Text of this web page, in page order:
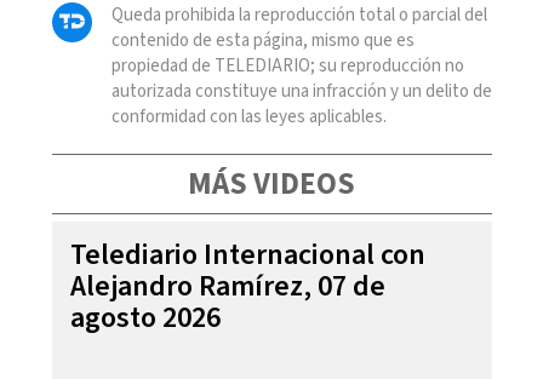
Queda prohibida la reproducción total o parcial del
contenido de esta página, mismo que es
propiedad de TELEDIARIO; su reproducción no
autorizada constituye una infracción y un delito de
conformidad con las leyes aplicables.
MÁS VIDEOS
Telediario Internacional con
Alejandro Ramírez, 07 de
agosto 2026